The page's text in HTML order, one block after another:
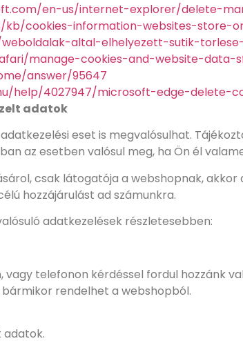
en-us/internet-explorer/delete-
kb/cookies-information-websites-store-
altal-elhelyezett-sutik-
manage-cookies-and-website-data-
answer/95647
help/4027947/microsoft-edge-delete-
adatok
eset is megvalósulhat.
az esetben valósul meg, ha Ön él
csak látogatója a webshopnak,
hozzájárulást ad számunkra.
adatkezelések részletesebben:
telefonon kérdéssel fordul hozzánk
rendelhet a webshopból.